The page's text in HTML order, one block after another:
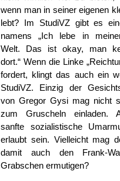
wenn man in seiner eigenen
lebt? Im StudiVZ gibt es
namens „Ich lebe in
Welt. Das ist okay, man
dort.“ Wenn die Linke
fordert, klingt das auch ein
StudiVZ. Einzig der
von Gregor Gysi mag nicht
zum Gruscheln einladen.
sanfte sozialistische
erlaubt sein. Vielleicht mag
damit auch den Frank-
Grabschen ermutigen?